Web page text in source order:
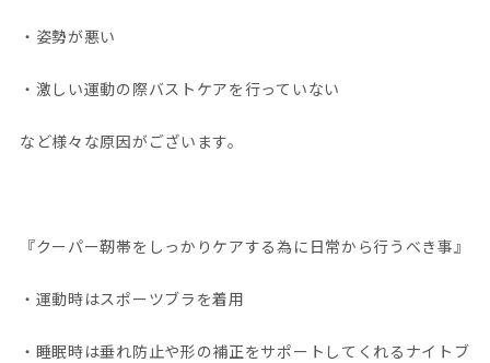
・姿勢が悪い
・激しい運動の際バストケアを行っていない
など様々な原因がございます。
『クーパー靭帯をしっかりケアする為に日常から行うべき事』
・運動時はスポーツブラを着用
・睡眠時は垂れ防止や形の補正をサポートしてくれるナイトブ